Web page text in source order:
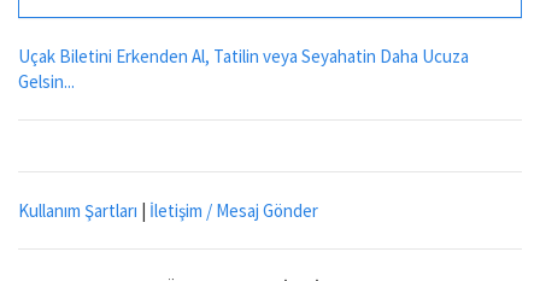
Uçak Biletini Erkenden Al, Tatilin veya Seyahatin Daha Ucuza
Gelsin...
Kullanım Şartları | İletişim / Mesaj Gönder